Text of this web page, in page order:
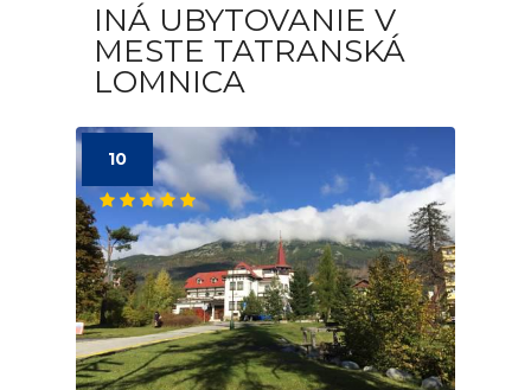
INÁ UBYTOVANIE V
MESTE TATRANSKÁ
LOMNICA
10